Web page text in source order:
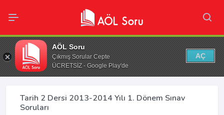
AÖL Soru
Çıkmış Sorular Cepte
ÜCRETSİZ - Google Play'de
AÇ
Tarih 2 Dersi 2013-2014 Yılı 1. Dönem Sınav
Soruları